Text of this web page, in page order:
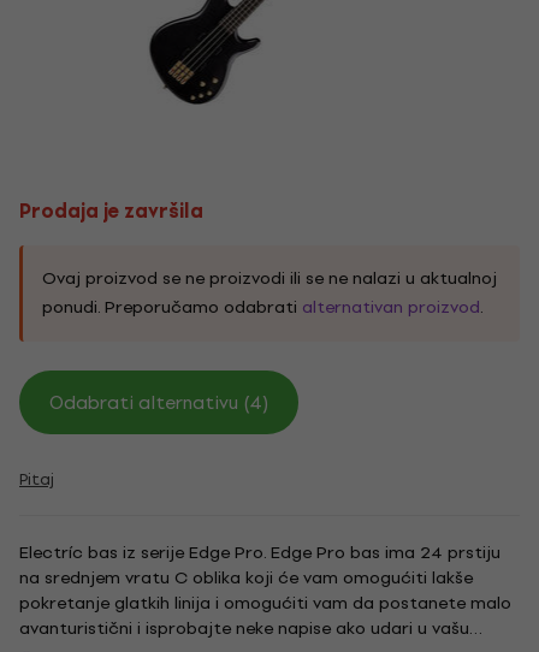
Prodaja je završila
Ovaj proizvod se ne proizvodi ili se ne nalazi u aktualnoj
ponudi. Preporučamo odabrati alternativan proizvod.
Odabrati alternativu (4)
Pitaj
Electríc bas iz serije Edge Pro. Edge Pro bas ima 24 prstiju
na srednjem vratu C oblika koji će vam omogućiti lakše
pokretanje glatkih linija i omogućiti vam da postanete malo
avanturistični i isprobajte neke napise ako udari u vašu